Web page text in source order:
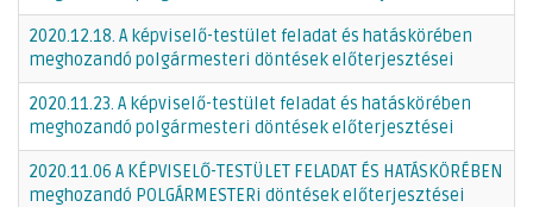
2020.12.18. A képviselő-testület feladat és hatáskörében
meghozandó polgármesteri döntések előterjesztései
2020.11.23. A képviselő-testület feladat és hatáskörében
meghozandó polgármesteri döntések előterjesztései
2020.11.06 A KÉPVISELŐ-TESTÜLET FELADAT ÉS HATÁSKÖRÉBEN
meghozandó POLGÁRMESTERi döntések előterjesztései